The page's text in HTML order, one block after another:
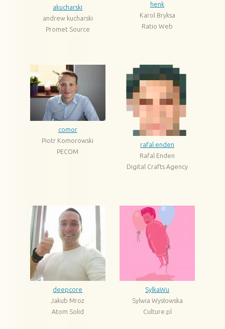
akucharski
andrew kucharski
Promet Source
henk
Karol Bryksa
Ratio Web
comor
Piotr Komorowski
PECOM
rafal.enden
Rafal Enden
Digital Crafts Agency
deepcore
Jakub Mroz
Atom Solid
SylkaWu
Sylwia Wysłowska
Culture.pl